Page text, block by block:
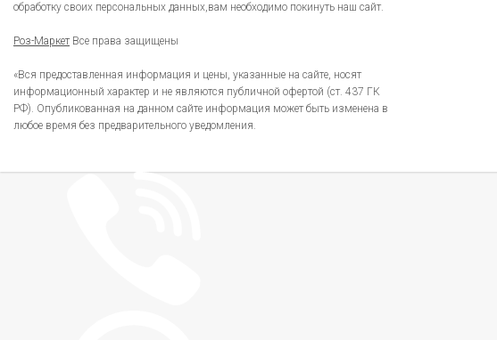
обработку своих персональных данных,вам необходимо покинуть наш сайт.
Роз-МаркетВсе права защищены
«Вся предоставленная информация и цены, указанные на сайте, носят
информационный характер и не являются публичной офертой (ст. 437 ГК
РФ). Опубликованная на данном сайте информация может быть изменена в
любое время без предварительного уведомления.